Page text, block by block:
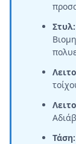
Στυλ:
Τάση: